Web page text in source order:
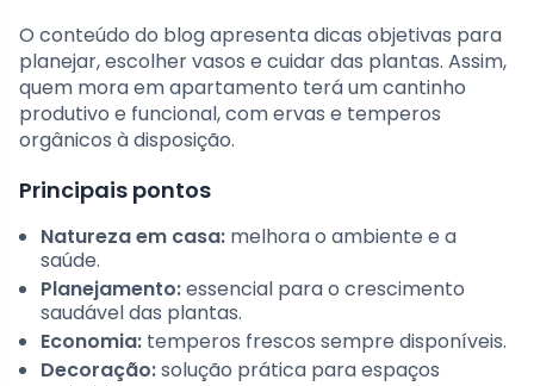
O conteúdo do blog apresenta dicas objetivas para
planejar, escolher vasos e cuidar das plantas. Assim,
quem mora em apartamento terá um cantinho
produtivo e funcional, com ervas e temperos
orgânicos à disposição.
Principais pontos
Natureza em casa: melhora o ambiente e a
saúde.
Planejamento:essencial para o crescimento
saudável das plantas.
Economia: temperos frescos sempre disponíveis.
Decoração:solução prática para espaços